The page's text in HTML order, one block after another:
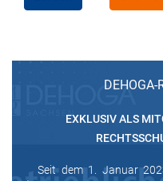
DEHOGA-
EXKLUSIV ALS
Seit dem 1. Januar